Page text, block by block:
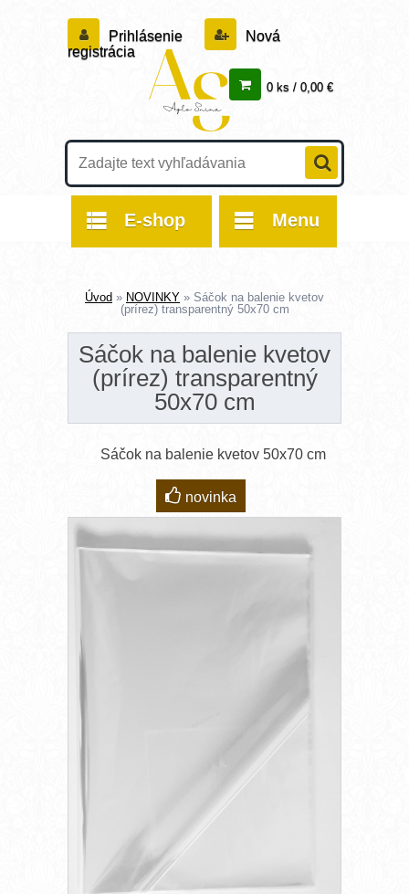
Prihlásenie
Nová
registrácia
0 ks / 0,00 €
E-shop Menu
Úvod » NOVINKY » Sáčok na balenie kvetov
(prírez) transparentný 50x70 cm
Sáčok na balenie kvetov
(prírez) transparentný
50x70 cm
Sáčok na balenie kvetov 50x70 cm
novinka